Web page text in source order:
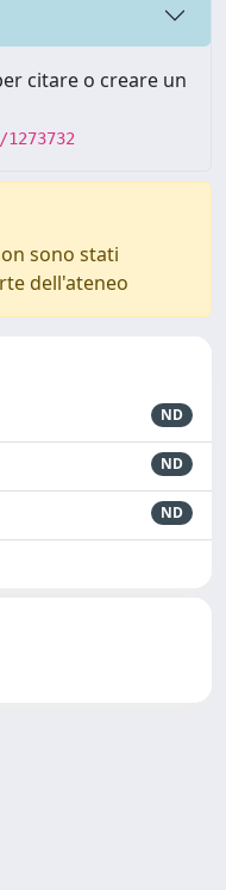
citare o creare un
sono stati
dell'ateneo
ND
ND
ND